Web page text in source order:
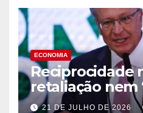
ECONOMIA
Reciprocidade
retaliação nem
olho”, diz
21 DE JULHO DE 2026